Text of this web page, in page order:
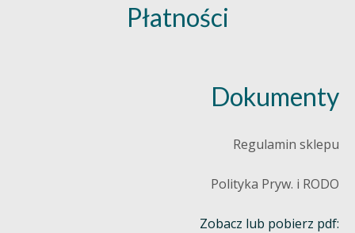
Płatności
Dokumenty
Regulamin sklepu
Polityka Pryw. i RODO
Zobacz lub pobierz pdf: